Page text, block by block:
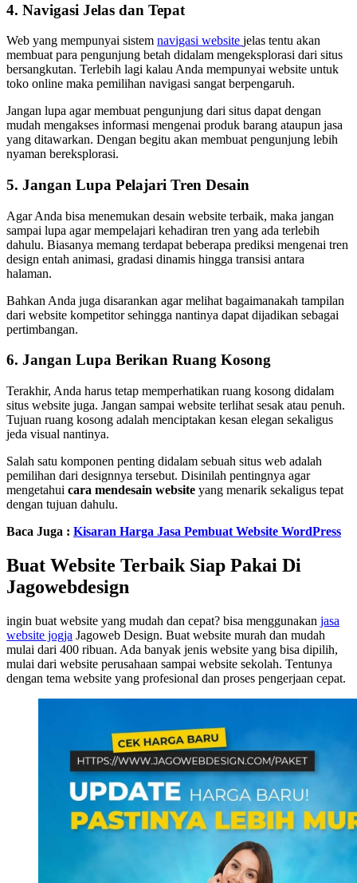
4. Navigasi Jelas dan Tepat
Web yang mempunyai sistem navigasi website jelas tentu akan
membuat para pengunjung betah didalam mengeksplorasi dari situs
bersangkutan. Terlebih lagi kalau Anda mempunyai website untuk
toko online maka pemilihan navigasi sangat berpengaruh.
Jangan lupa agar membuat pengunjung dari situs dapat dengan
mudah mengakses informasi mengenai produk barang ataupun jasa
yang ditawarkan. Dengan begitu akan membuat pengunjung lebih
nyaman bereksplorasi.
5. Jangan Lupa Pelajari Tren Desain
Agar Anda bisa menemukan desain website terbaik, maka jangan
sampai lupa agar mempelajari kehadiran tren yang ada terlebih
dahulu. Biasanya memang terdapat beberapa prediksi mengenai tren
design entah animasi, gradasi dinamis hingga transisi antara
halaman.
Bahkan Anda juga disarankan agar melihat bagaimanakah tampilan
dari website kompetitor sehingga nantinya dapat dijadikan sebagai
pertimbangan.
6. Jangan Lupa Berikan Ruang Kosong
Terakhir, Anda harus tetap memperhatikan ruang kosong didalam
situs website juga. Jangan sampai website terlihat sesak atau penuh.
Tujuan ruang kosong adalah menciptakan kesan elegan sekaligus
jeda visual nantinya.
Salah satu komponen penting didalam sebuah situs web adalah
pemilihan dari designnya tersebut. Disinilah pentingnya agar
mengetahui cara mendesain website yang menarik sekaligus tepat
dengan tujuan dahulu.
Baca Juga : Kisaran Harga Jasa Pembuat Website WordPress
Buat Website Terbaik Siap Pakai Di
Jagowebdesign
ingin buat website yang mudah dan cepat? bisa menggunakan jasa
website jogja Jagoweb Design. Buat website murah dan mudah
mulai dari 400 ribuan. Ada banyak jenis website yang bisa dipilih,
mulai dari website perusahaan sampai website sekolah. Tentunya
dengan tema website yang profesional dan proses pengerjaan cepat.